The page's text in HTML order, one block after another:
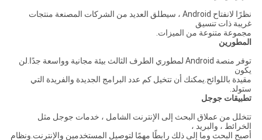
نظرًا لانفتاح Android ، سيطلق العديد من الشركات المصنعة منتجات
غريبة ذات تنسيق
مجموعة متنوعة من الميزات.
المطورين
توفر منصة Android لمطوري الطرف الثالث بيئة مجانية وواسعة جدًا.لن
يكون
مقيدة باللوائح.يمكنك أن تتخيل كم عدد البرامج الجديدة والفريدة التي
ستولد.
تطبيقات جوجل
تتخلل من عملاق البحث إلى الإنترنت الشامل ، خدمات جوجل مثل
الخرائط ، والبريد ،
أصبح البحث وما إلى ذلك رابطًا مهمًا لتوصيل المستخدمين والإنترنت.ونظام